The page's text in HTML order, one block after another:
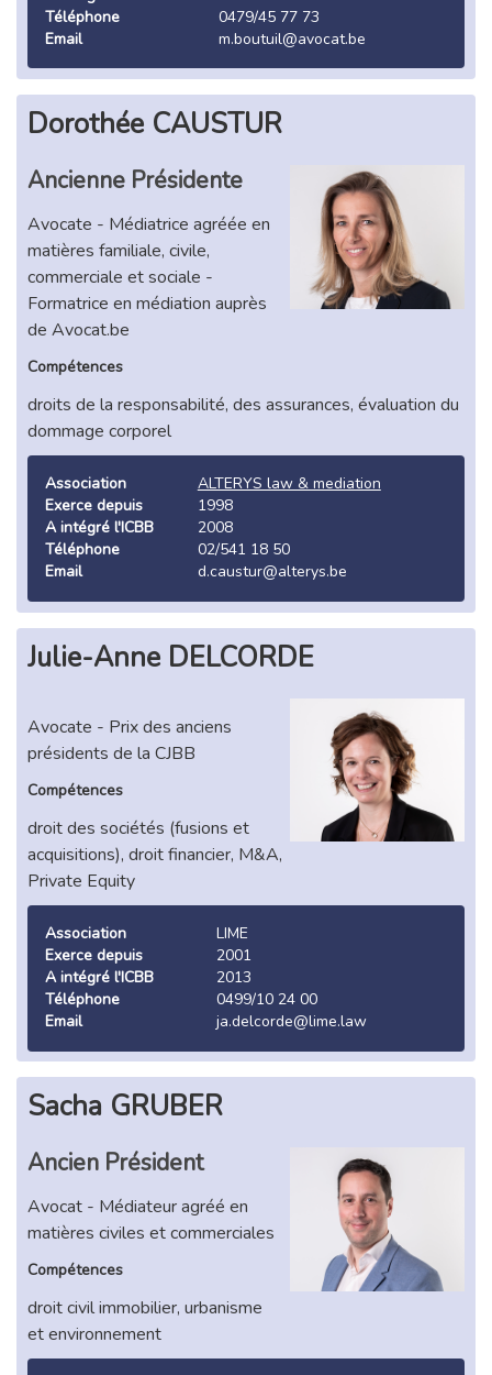
Téléphone
0479/45 77 73
Email
m.boutuil@avocat.be
Dorothée CAUSTUR
Ancienne Présidente
Avocate - Médiatrice agréée en
matières familiale, civile,
commerciale et sociale -
Formatrice en médiation auprès
de Avocat.be
Compétences
droits de la responsabilité, des assurances, évaluation du
dommage corporel
Association
ALTERYS law & mediation
Exerce depuis
1998
A intégré l'ICBB
2008
Téléphone
02/541 18 50
Email
d.caustur@alterys.be
Julie-Anne DELCORDE
Avocate - Prix des anciens
présidents de la CJBB
Compétences
droit des sociétés (fusions et
acquisitions), droit financier, M&A,
Private Equity
Association
LIME
Exerce depuis
2001
A intégré l'ICBB
2013
Téléphone
0499/10 24 00
Email
ja.delcorde@lime.law
Sacha GRUBER
Ancien Président
Avocat - Médiateur agréé en
matières civiles et commerciales
Compétences
droit civil immobilier, urbanisme
et environnement